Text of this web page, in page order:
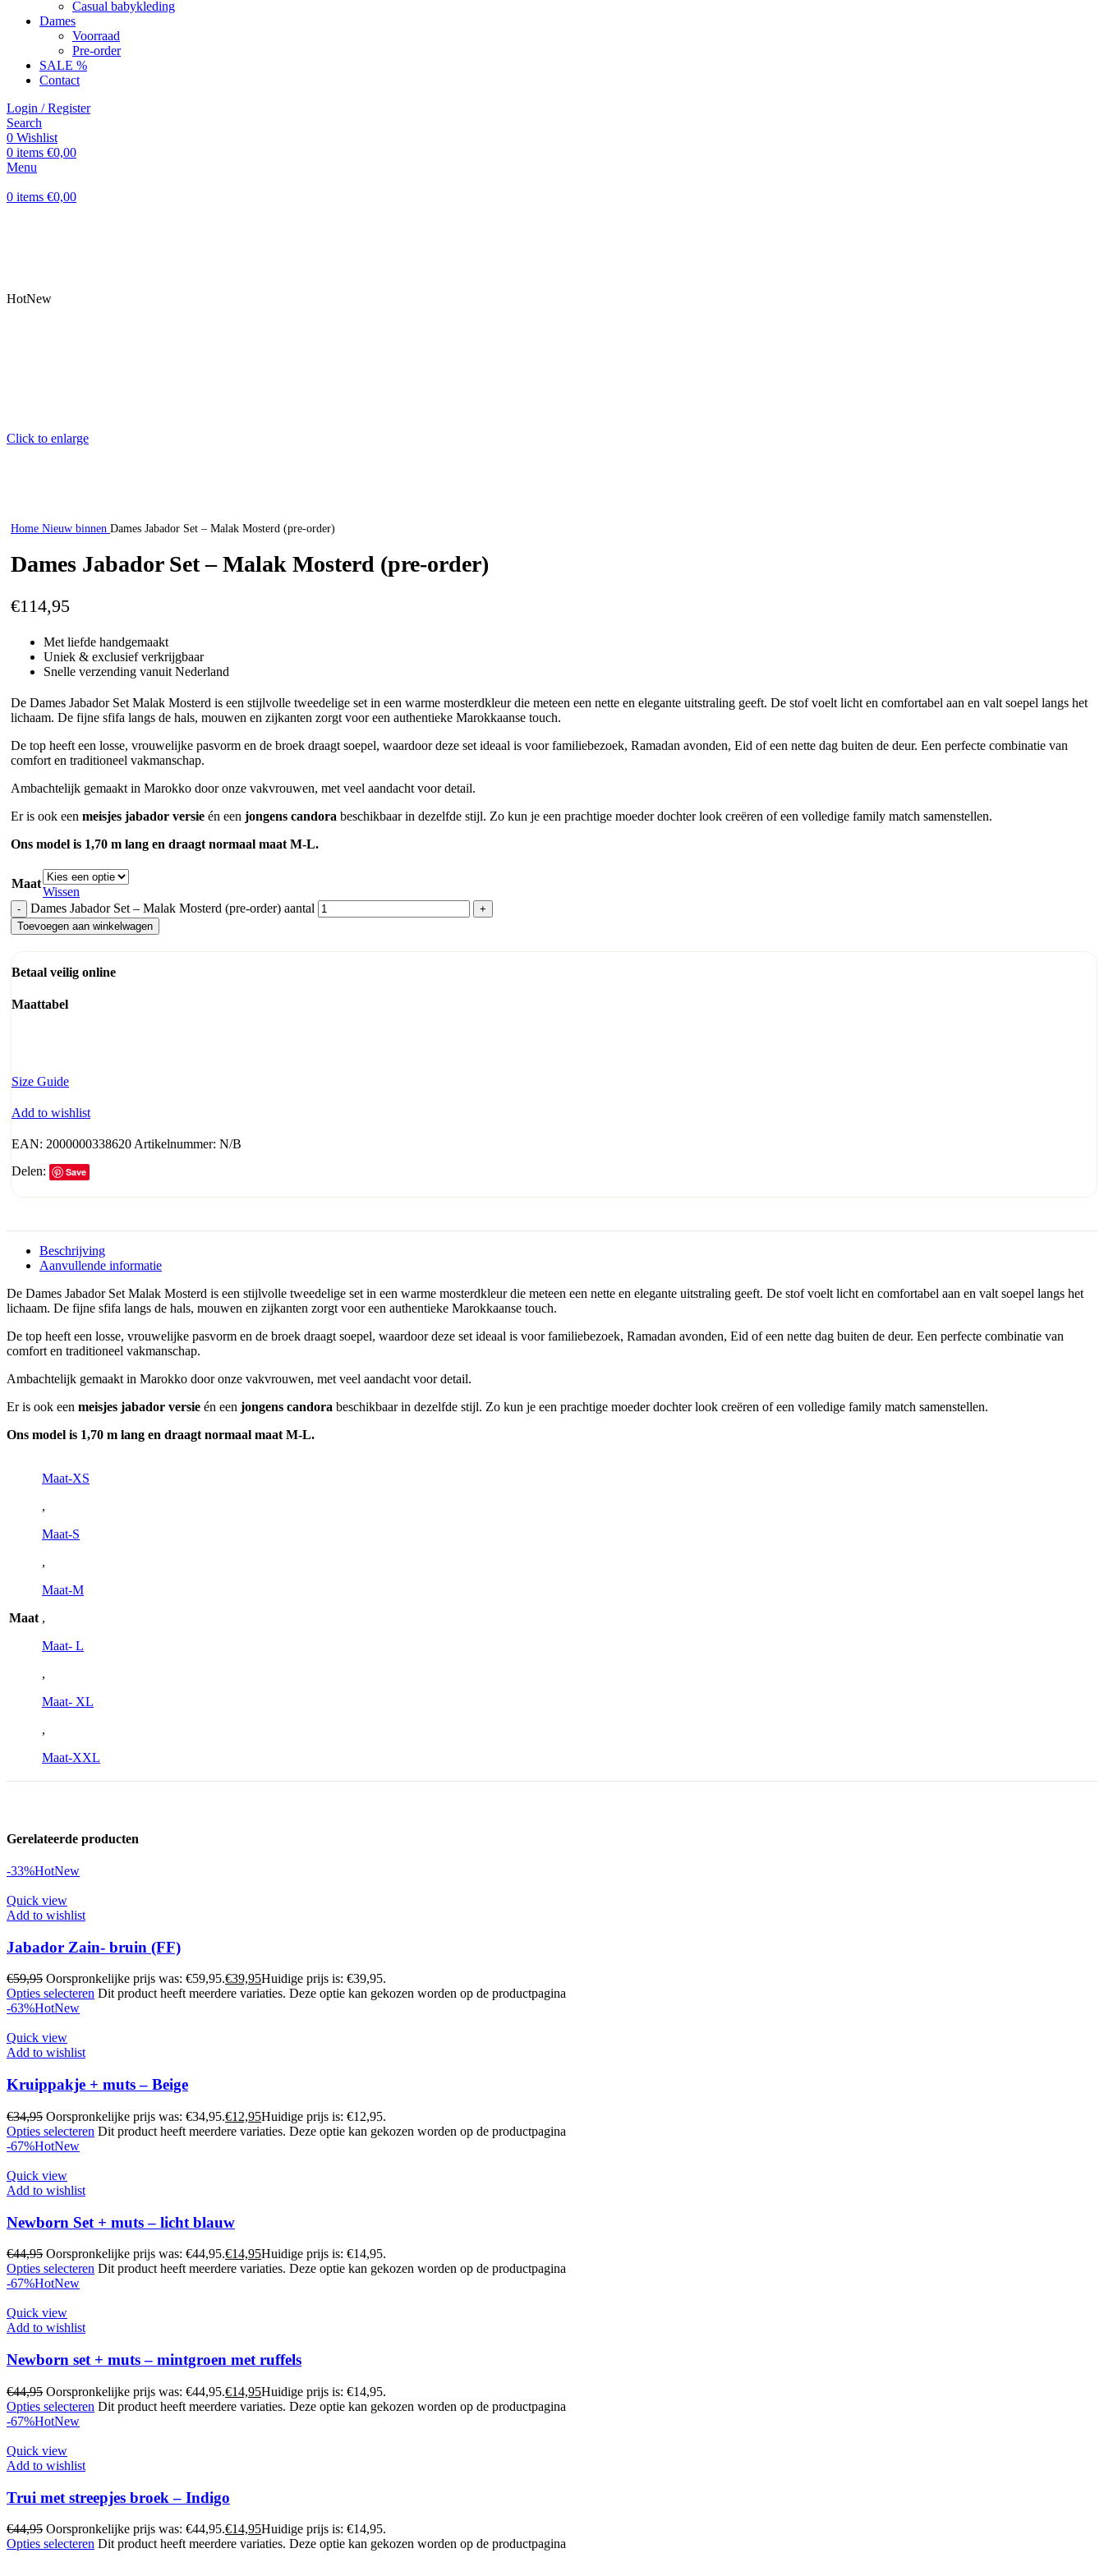
Casual babykleding
Dames
Voorraad
Pre-order
SALE %
Contact
Login / Register
Search
0 Wishlist
0 items €0,00
Menu
0 items €0,00
HotNew
Click to enlarge
Home Nieuw binnen Dames Jabador Set – Malak Mosterd (pre-order)
Dames Jabador Set – Malak Mosterd (pre-order)
€114,95
Met liefde handgemaakt
Uniek & exclusief verkrijgbaar
Snelle verzending vanuit Nederland
De Dames Jabador Set Malak Mosterd is een stijlvolle tweedelige set in een warme mosterdkleur die meteen een nette en elegante uitstraling geeft. De stof voelt licht en comfortabel aan en valt soepel langs het
lichaam. De fijne sfifa langs de hals, mouwen en zijkanten zorgt voor een authentieke Marokkaanse touch.
De top heeft een losse, vrouwelijke pasvorm en de broek draagt soepel, waardoor deze set ideaal is voor familiebezoek, Ramadan avonden, Eid of een nette dag buiten de deur. Een perfecte combinatie van
comfort en traditioneel vakmanschap.
Ambachtelijk gemaakt in Marokko door onze vakvrouwen, met veel aandacht voor detail.
Er is ook een meisjes jabador versie én een jongens candora beschikbaar in dezelfde stijl. Zo kun je een prachtige moeder dochter look creëren of een volledige family match samenstellen.
Ons model is 1,70 m lang en draagt normaal maat M-L.
Maat
Wissen
Dames Jabador Set – Malak Mosterd (pre-order) aantal
Toevoegen aan winkelwagen
Betaal veilig online
Maattabel
Size Guide
Add to wishlist
EAN: 2000000338620 Artikelnummer: N/B
Delen:
Save
Beschrijving
Aanvullende informatie
De Dames Jabador Set Malak Mosterd is een stijlvolle tweedelige set in een warme mosterdkleur die meteen een nette en elegante uitstraling geeft. De stof voelt licht en comfortabel aan en valt soepel langs het
lichaam. De fijne sfifa langs de hals, mouwen en zijkanten zorgt voor een authentieke Marokkaanse touch.
De top heeft een losse, vrouwelijke pasvorm en de broek draagt soepel, waardoor deze set ideaal is voor familiebezoek, Ramadan avonden, Eid of een nette dag buiten de deur. Een perfecte combinatie van
comfort en traditioneel vakmanschap.
Ambachtelijk gemaakt in Marokko door onze vakvrouwen, met veel aandacht voor detail.
Er is ook een meisjes jabador versie én een jongens candora beschikbaar in dezelfde stijl. Zo kun je een prachtige moeder dochter look creëren of een volledige family match samenstellen.
Ons model is 1,70 m lang en draagt normaal maat M-L.
Maat
Maat-XS
,
Maat-S
,
Maat-M
,
Maat- L
,
Maat- XL
,
Maat-XXL
Gerelateerde producten
-33%HotNew
Quick view
Add to wishlist
Jabador Zain- bruin (FF)
€59,95 Oorspronkelijke prijs was: €59,95.€39,95Huidige prijs is: €39,95.
Opties selecteren Dit product heeft meerdere variaties. Deze optie kan gekozen worden op de productpagina
-63%HotNew
Quick view
Add to wishlist
Kruippakje + muts – Beige
€34,95 Oorspronkelijke prijs was: €34,95.€12,95Huidige prijs is: €12,95.
Opties selecteren Dit product heeft meerdere variaties. Deze optie kan gekozen worden op de productpagina
-67%HotNew
Quick view
Add to wishlist
Newborn Set + muts – licht blauw
€44,95 Oorspronkelijke prijs was: €44,95.€14,95Huidige prijs is: €14,95.
Opties selecteren Dit product heeft meerdere variaties. Deze optie kan gekozen worden op de productpagina
-67%HotNew
Quick view
Add to wishlist
Newborn set + muts – mintgroen met ruffels
€44,95 Oorspronkelijke prijs was: €44,95.€14,95Huidige prijs is: €14,95.
Opties selecteren Dit product heeft meerdere variaties. Deze optie kan gekozen worden op de productpagina
-67%HotNew
Quick view
Add to wishlist
Trui met streepjes broek – Indigo
€44,95 Oorspronkelijke prijs was: €44,95.€14,95Huidige prijs is: €14,95.
Opties selecteren Dit product heeft meerdere variaties. Deze optie kan gekozen worden op de productpagina